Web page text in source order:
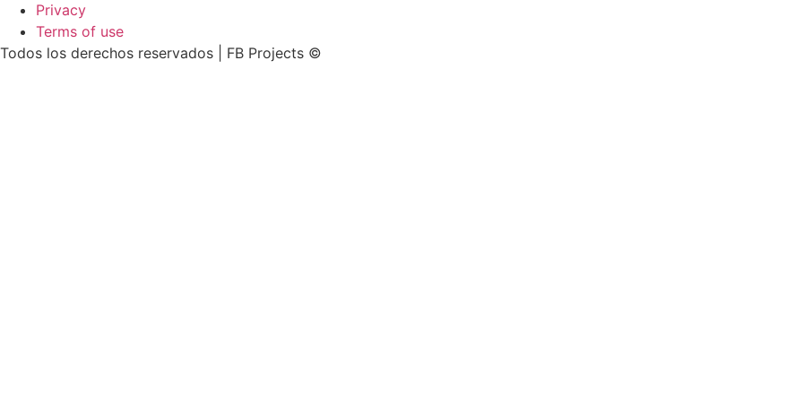
Privacy
Terms of use
Todos los derechos reservados | FB Projects ©